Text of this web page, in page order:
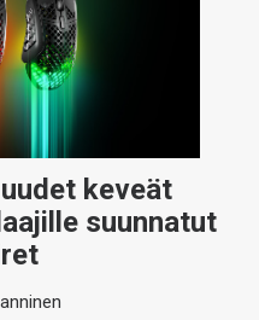
keveät
suunnatut